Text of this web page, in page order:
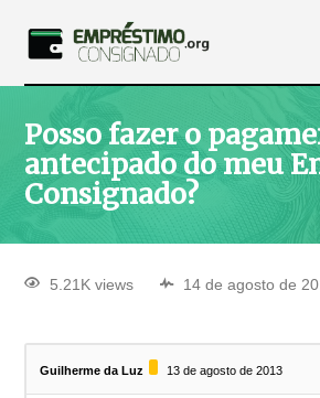
Posso fazer o
antecipado do meu
Consignado?
5.21K views 14 de agosto de
Guilherme da Luz 13 de agosto de 2013